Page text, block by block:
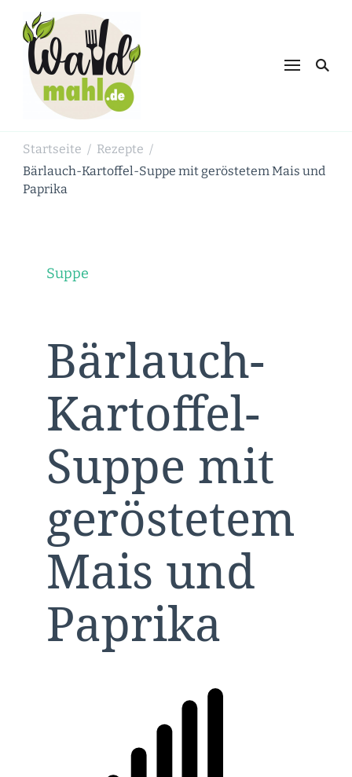
Schnabulieren, was die Natur einem
Startseite / Rezepte /
Bärlauch-Kartoffel-Suppe mit geröstetem Mais und
Paprika
Suppe
Bärlauch-
Kartoffel-
Suppe mit
geröstetem
Mais und
Paprika